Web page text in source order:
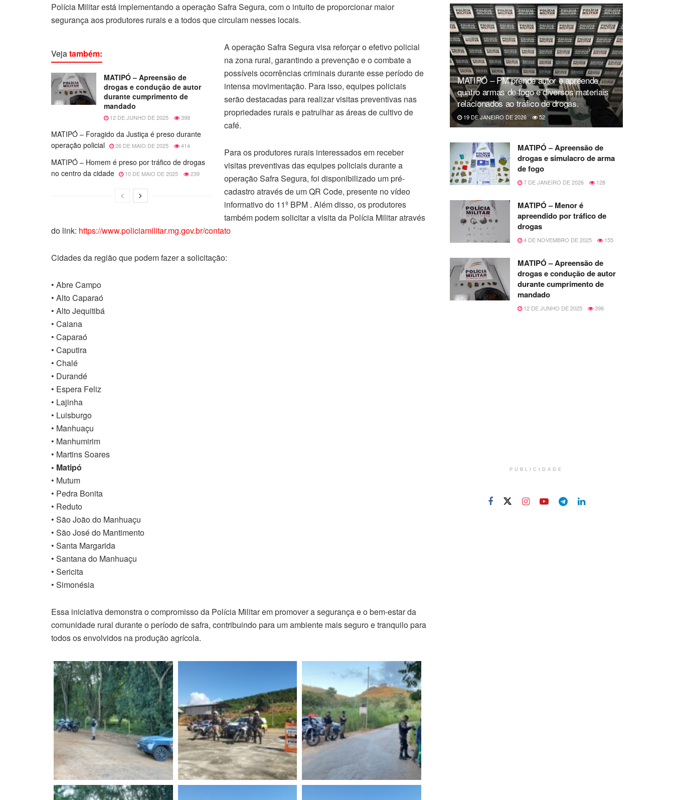
Polícia Militar está implementando a operação Safra Segura, com o intuito de proporcionar maior
segurança aos produtores rurais e a todos que circulam nesses locais.
Vejatambém:
MATIPÓ – Apreensão de
drogas e condução de autor
durante cumprimento de
mandado
12 DE JUNHO DE 2025 398
MATIPÓ – Foragido da Justiça é preso durante
operação policial
26 DE MAIO DE 2025 414
MATIPÓ – Homem é preso por tráfico de drogas
no centro da cidade
10 DE MAIO DE 2025 239
A operação Safra Segura visa reforçar o efetivo policial
na zona rural, garantindo a prevenção e o combate a
possíveis ocorrências criminais durante esse período de
intensa movimentação. Para isso, equipes policiais
serão destacadas para realizar visitas preventivas nas
propriedades rurais e patrulhar as áreas de cultivo de
café.
Para os produtores rurais interessados em receber
visitas preventivas das equipes policiais durante a
operação Safra Segura, foi disponibilizado um pré-
cadastro através de um QR Code, presente no vídeo
informativo do 11º BPM . Além disso, os produtores
também podem solicitar a visita da Polícia Militar através
do link: https://www.policiamilitar.mg.gov.br/contato
Cidades da região que podem fazer a solicitação:
• Abre Campo
• Alto Caparaó
• Alto Jequitibá
• Caiana
• Caparaó
• Caputira
• Chalé
• Durandé
• Espera Feliz
• Lajinha
• Luisburgo
• Manhuaçu
• Manhumirim
• Martins Soares
• Matipó
• Mutum
• Pedra Bonita
• Reduto
• São João do Manhuaçu
• São José do Mantimento
• Santa Margarida
• Santana do Manhuaçu
• Sericita
• Simonésia
Essa iniciativa demonstra o compromisso da Polícia Militar em promover a segurança e o bem-estar da
comunidade rural durante o período de safra, contribuindo para um ambiente mais seguro e tranquilo para
todos os envolvidos na produção agrícola.
MATIPÓ – PM prende autor e apreende
quatro armas de fogo e diversos materiais
relacionados ao tráfico de drogas.
19 DE JANEIRO DE 2026 52
MATIPÓ – Apreensão de
drogas e simulacro de arma
de fogo
7 DE JANEIRO DE 2026 128
MATIPÓ – Menor é
apreendido por tráfico de
drogas
4 DE NOVEMBRO DE 2025 155
MATIPÓ – Apreensão de
drogas e condução de autor
durante cumprimento de
mandado
12 DE JUNHO DE 2025 398
PUBLICIDADE